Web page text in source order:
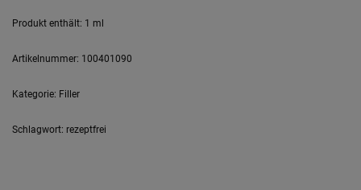
Produkt enthält: 1 ml
Artikelnummer: 100401090
Kategorie: Filler
Schlagwort: rezeptfrei